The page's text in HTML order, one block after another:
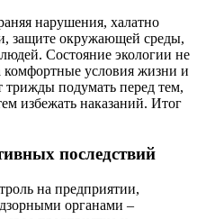
нарушения, халатно
защите окружающей среды,
Состояние экологии не
комфортные условия жизни и
трижды подумать перед тем,
избежать наказаний. Итог
последствий
на предприятии,
органами –